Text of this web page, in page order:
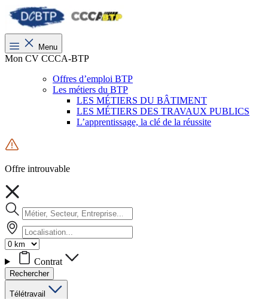
Menu
Mon CV CCCA-BTP
Offres d’emploi BTP
Les métiers du BTP
LES MÉTIERS DU BÂTIMENT
LES MÉTIERS DES TRAVAUX PUBLICS
L’apprentissage, la clé de la réussite
Offre introuvable
Contrat
Rechercher
Télétravail